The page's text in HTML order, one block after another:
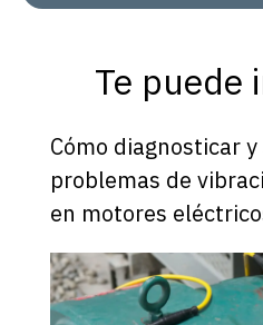
Te puede
Cómo diagnosticar
problemas de
en motores